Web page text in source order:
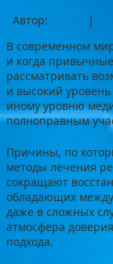
Автор: |
В современном
и когда
рассматривать
и высокий
иному уровню
полноправным
Причины, по
методы лечения
сокращают
обладающих
даже в сложных
атмосфера
подхода.